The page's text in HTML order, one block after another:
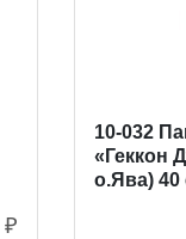
₽
10-032
«Геккон
о.Ява) 40